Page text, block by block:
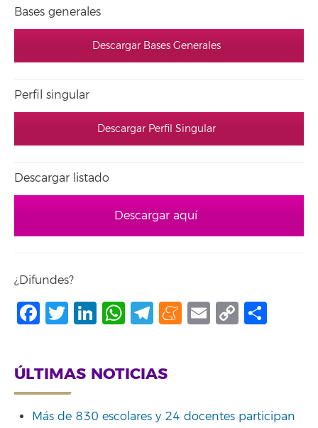
Bases generales
Descargar Bases Generales
Perfil singular
Descargar Perfil Singular
Descargar listado
Descargar aquí
¿Difundes?
Facebook
Twitter
LinkedIn
WhatsApp
Telegram
Meneame
Email
Copy
ÚLTIMAS NOTICIAS
Más de 830 escolares y 24 docentes participan